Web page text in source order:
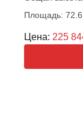
Площадь:
Цена: 225